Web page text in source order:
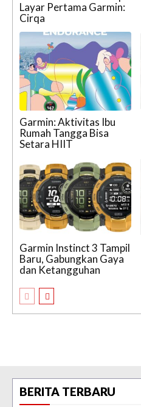
Layar Pertama Garmin:
Cirqa
Garmin: Aktivitas Ibu
Rumah Tangga Bisa
Setara HIIT
Garmin Instinct 3 Tampil
Baru, Gabungkan Gaya
dan Ketangguhan
BERITA TERBARU